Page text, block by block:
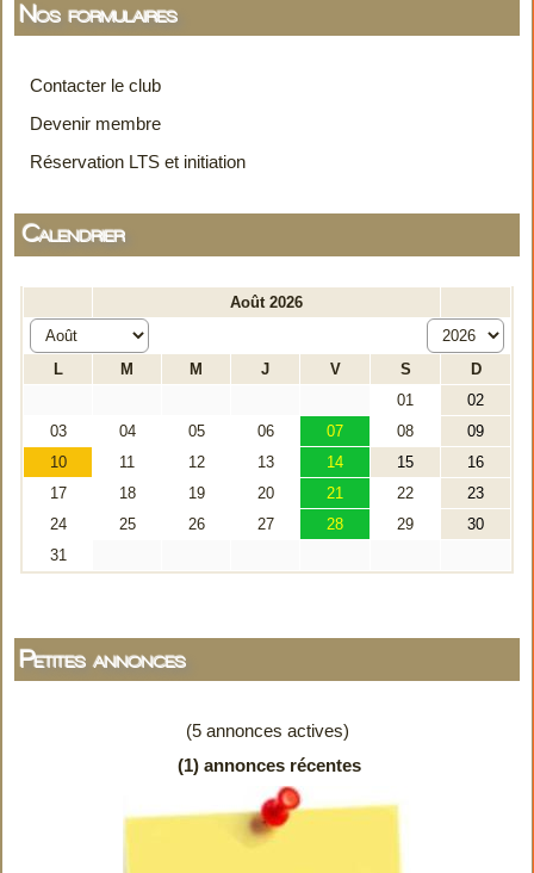
Nos formulaires
Contacter le club
Devenir membre
Réservation LTS et initiation
Calendrier
Petites annonces
(5 annonces actives)
(1) annonces récentes